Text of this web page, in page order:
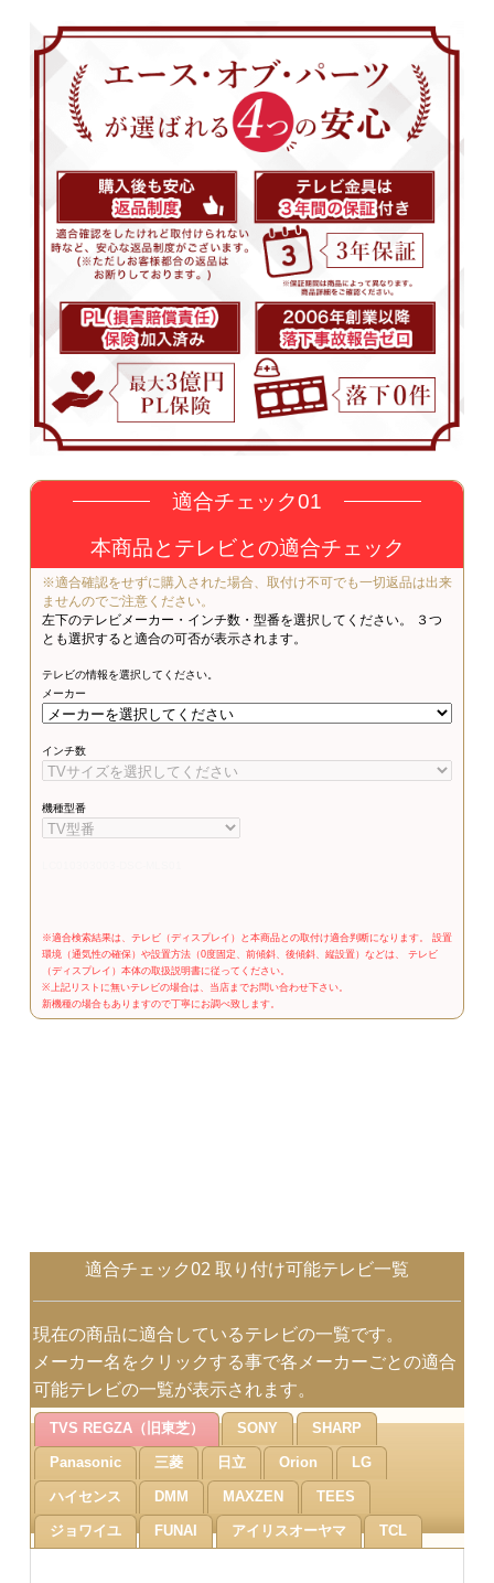
適合チェック02 取り付け可能テレビ一覧
現在の商品に適合しているテレビの一覧です。
メーカー名をクリックする事で各メーカーごとの適合
可能テレビの一覧が表示されます。